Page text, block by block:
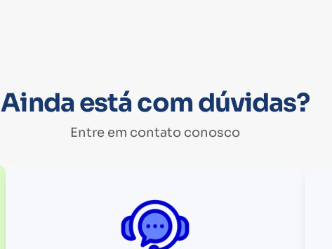
Ainda está com dúvidas?
Entre em contato conosco